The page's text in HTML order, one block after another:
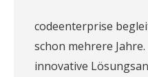
codeenterprise
schon mehrere
innovative